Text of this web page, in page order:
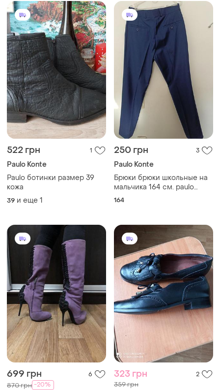
522 грн 1
Paulo Konte
Paulo ботинки размер 39
кожа
39 и еще 1
250 грн 3
Paulo Konte
Брюки брюки школьные на
мальчика 164 см. paulo
carvelli.
164
699 грн 6
870 грн -20%
323 грн 2
359 грн